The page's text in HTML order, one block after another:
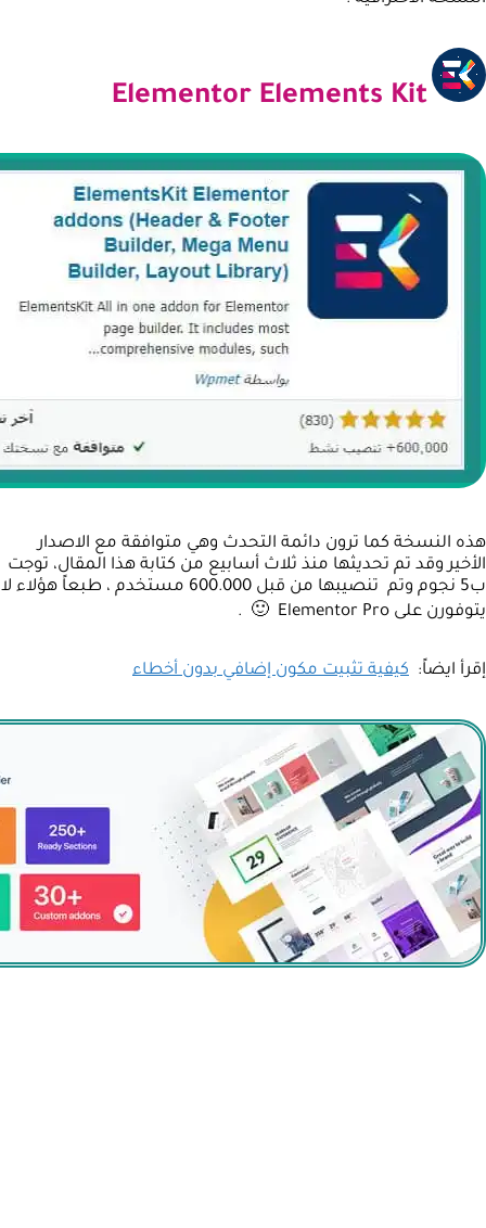
Elementor Elements Kit
هذه النسخة كما ترون دائمة التحدث وهي متوافقة مع الاصدار
الأخير وقد تم تحديثها منذ ثلاث أسابيع من كتابة هذا المقال، توجت
ب5 نجوم وتم تنصيبها من قبل 600.000 مستخدم ، طبعاً هؤلاء لا
يتوفورن على Elementor Pro 🙂 .
إقرأ ايضاً: كيفية تثبيت مكون إضافي بدون أخطاء